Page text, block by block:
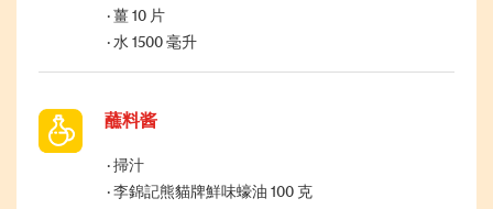
薑 10 片
水 1500 毫升
蘸料酱
掃汁
李錦記熊貓牌鮮味蠔油 100 克